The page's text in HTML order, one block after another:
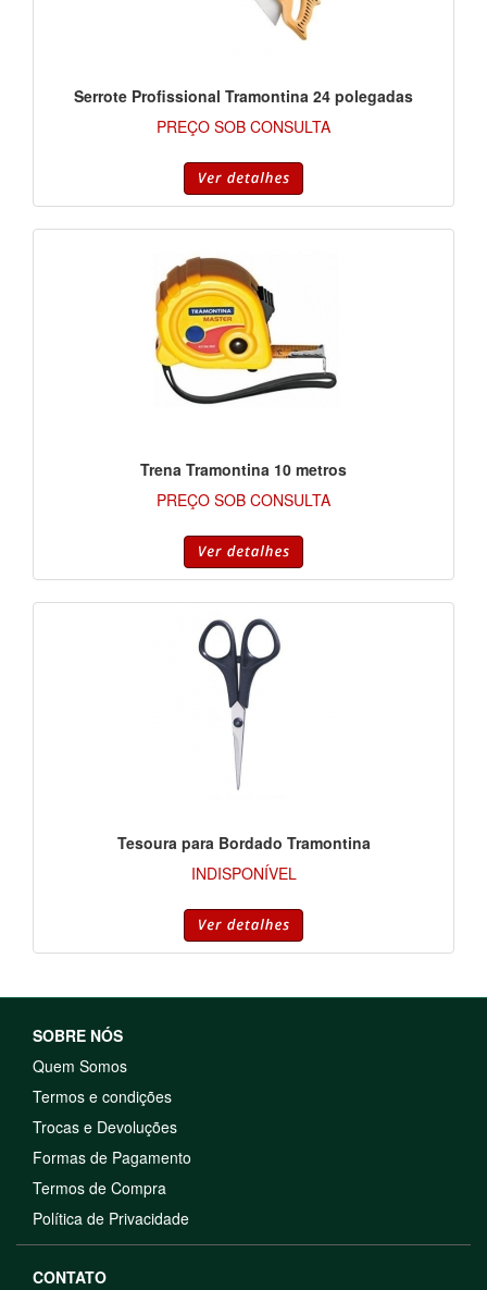
Serrote Profissional Tramontina 24 polegadas
PREÇO SOB CONSULTA
Trena Tramontina 10 metros
PREÇO SOB CONSULTA
Tesoura para Bordado Tramontina
INDISPONÍVEL
SOBRE NÓS
Quem Somos
Termos e condições
Trocas e Devoluções
Formas de Pagamento
Termos de Compra
Política de Privacidade
CONTATO